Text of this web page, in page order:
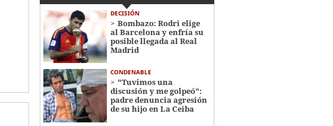
DECISIÓN
Bombazo: Rodri elige
al Barcelona y enfría su
posible llegada al Real
Madrid
CONDENABLE
"Tuvimos una
discusión y me golpeó":
padre denuncia agresión
de su hijo en La Ceiba